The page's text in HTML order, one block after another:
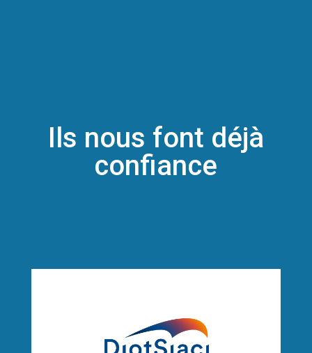
Ils nous font déjà
confiance